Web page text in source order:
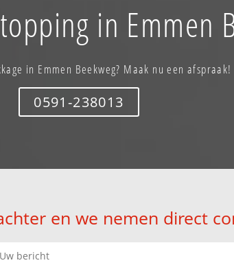
in Emmen
in Emmen Beekweg? Maak nu een afspraak!
0591-238013
en we nemen direct